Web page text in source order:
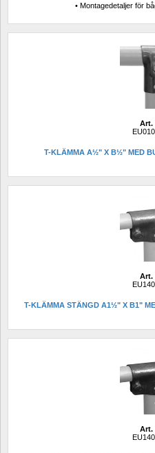
• Montagedetaljer för
Art.
T-KLÄMMA A½" X B½" MED
Art.
T-KLÄMMA STÄNGD A1½" X B1"
Art.